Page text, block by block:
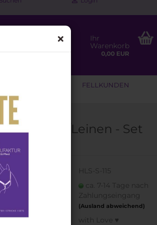
Ihr
Warenkorb
0,00 EUR
FELLKUNDEN
/
Halsband/Leinen - Set
Art.Nr.:
HLS-S-115
Lieferzeit:
ca. 7-14 Tage nach
Zahlungseingang
(Ausland abweichend)
Handmade: with Love ♥